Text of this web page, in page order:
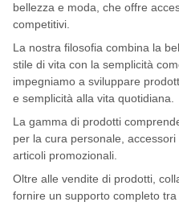
bellezza e moda, che offre
competitivi.
La nostra filosofia combina la
stile di vita con la semplicità
impegniamo a sviluppare
e semplicità alla vita quotidiana.
La gamma di prodotti
per la cura personale,
articoli promozionali.
Oltre alle vendite di prodotti,
fornire un supporto completo